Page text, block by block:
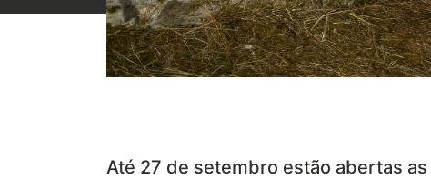
Até 27 de setembro estão abertas